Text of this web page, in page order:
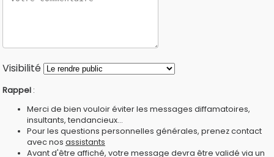
Visibilité
Rappel :
Merci de bien vouloir éviter les messages diffamatoires,
insultants, tendancieux...
Pour les questions personnelles générales, prenez contact
avec nos assistants
Avant d'être affiché, votre message devra être validé via un